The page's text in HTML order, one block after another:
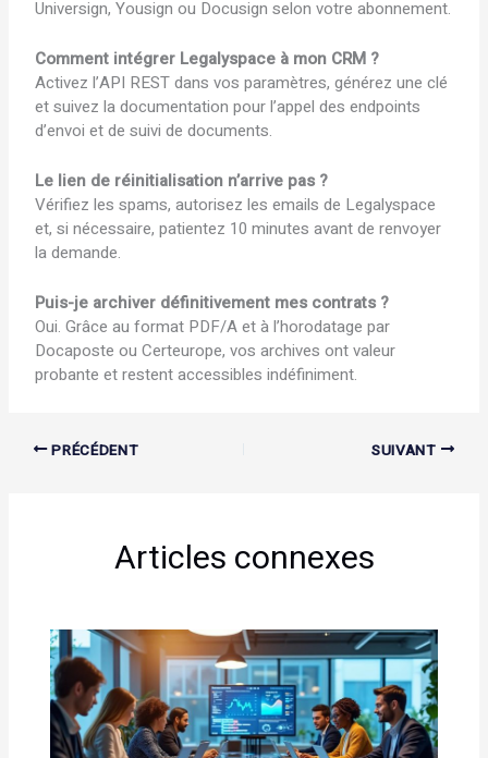
Universign, Yousign ou Docusign selon votre abonnement.
Comment intégrer Legalyspace à mon CRM ?
Activez l’API REST dans vos paramètres, générez une clé
et suivez la documentation pour l’appel des endpoints
d’envoi et de suivi de documents.
Le lien de réinitialisation n’arrive pas ?
Vérifiez les spams, autorisez les emails de Legalyspace
et, si nécessaire, patientez 10 minutes avant de renvoyer
la demande.
Puis-je archiver définitivement mes contrats ?
Oui. Grâce au format PDF/A et à l’horodatage par
Docaposte ou Certeurope, vos archives ont valeur
probante et restent accessibles indéfiniment.
PRÉCÉDENT SUIVANT
Articles connexes